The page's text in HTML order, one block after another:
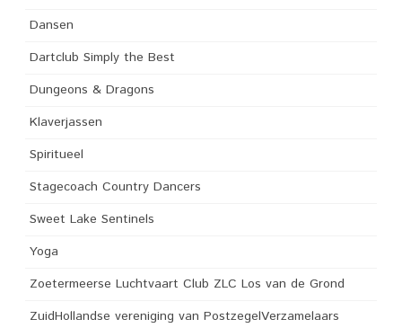
Dansen
Dartclub Simply the Best
Dungeons & Dragons
Klaverjassen
Spiritueel
Stagecoach Country Dancers
Sweet Lake Sentinels
Yoga
Zoetermeerse Luchtvaart Club ZLC Los van de Grond
ZuidHollandse vereniging van PostzegelVerzamelaars